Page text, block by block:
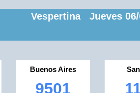
Vespertina Jueves 06/
Buenos Aires
9501